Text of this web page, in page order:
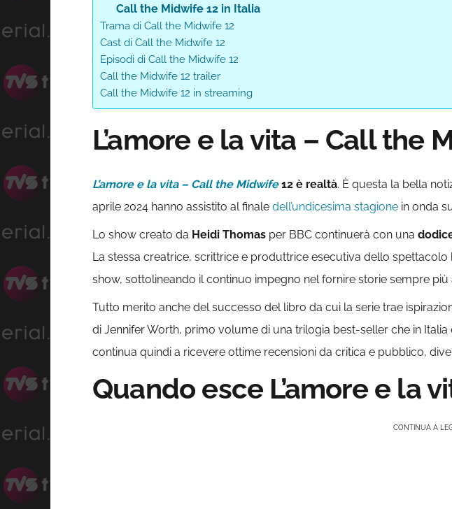
Call the Midwife 12 in Italia
Trama di Call the Midwife 12
Cast di Call the Midwife 12
Episodi di Call the Midwife 12
Call the Midwife 12 trailer
Call the Midwife 12 in streaming
L’amore e la vita – Call the
L’amore e la vita – Call the Midwife 12 è realtà. È questa la bella
aprile 2024 hanno assistito al finale dell’undicesima stagione in onda
Lo show creato da Heidi Thomas per BBC continuerà con una
La stessa creatrice, scrittrice e produttrice esecutiva dello
show, sottolineando il continuo impegno nel fornire storie sempre più
Tutto merito anche del successo del libro da cui la serie trae
di Jennifer Worth, primo volume di una trilogia best-seller che in
continua quindi a ricevere ottime recensioni da critica e pubblico,
Quando esce L’amore e la
CONTINUA A